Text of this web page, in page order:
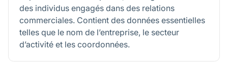
des individus engagés dans des relations
commerciales. Contient des données essentielles
telles que le nom de l’entreprise, le secteur
d’activité et les coordonnées.